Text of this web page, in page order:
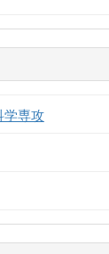
学専攻